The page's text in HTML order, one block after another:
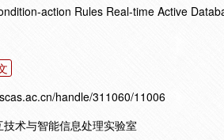
action Rules Real-time Active
handle/311060/11006
技术与智能信息处理实验室